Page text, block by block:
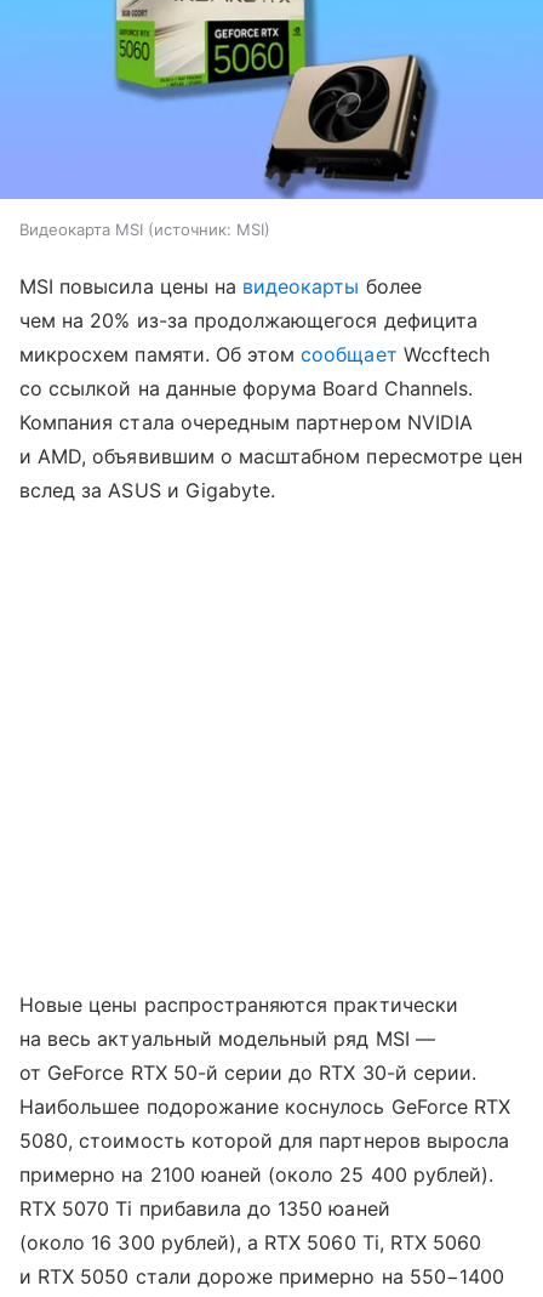
Видеокарта MSI источник: MSI
MSI повысила цены на видеокарты более
чем на 20% из-за продолжающегося дефицита
микросхем памяти. Об этомсообщает Wccftech
со ссылкой на данные форума Board Channels.
Компания стала очередным партнером NVIDIA
и AMD, объявившим о масштабном пересмотре цен
вслед за ASUS и Gigabyte.
Новые цены распространяются практически
на весь актуальный модельный ряд MSI —
от GeForce RTX 50-й серии до RTX 30-й серии.
Наибольшее подорожание коснулось GeForce RTX
5080, стоимость которой для партнеров выросла
примерно на 2100 юаней (около 25 400 рублей).
RTX 5070 Ti прибавила до 1350 юаней
(около 16 300 рублей), а RTX 5060 Ti, RTX 5060
и RTX 5050 стали дороже примерно на 550−1400